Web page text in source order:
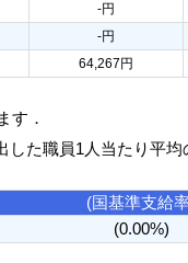
-円
-円
64,267円
す．
た職員1人当たり平均
(国基準支給
(0.00%)